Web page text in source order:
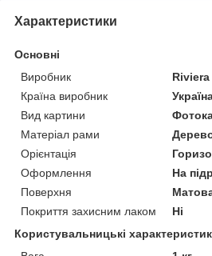
Характеристики
Основні
Виробник
Країна виробник
Вид картини
Матеріал рами
Орієнтація
Оформлення
На
Поверхня
Покриття захисним лаком
Ні
Користувальницькі